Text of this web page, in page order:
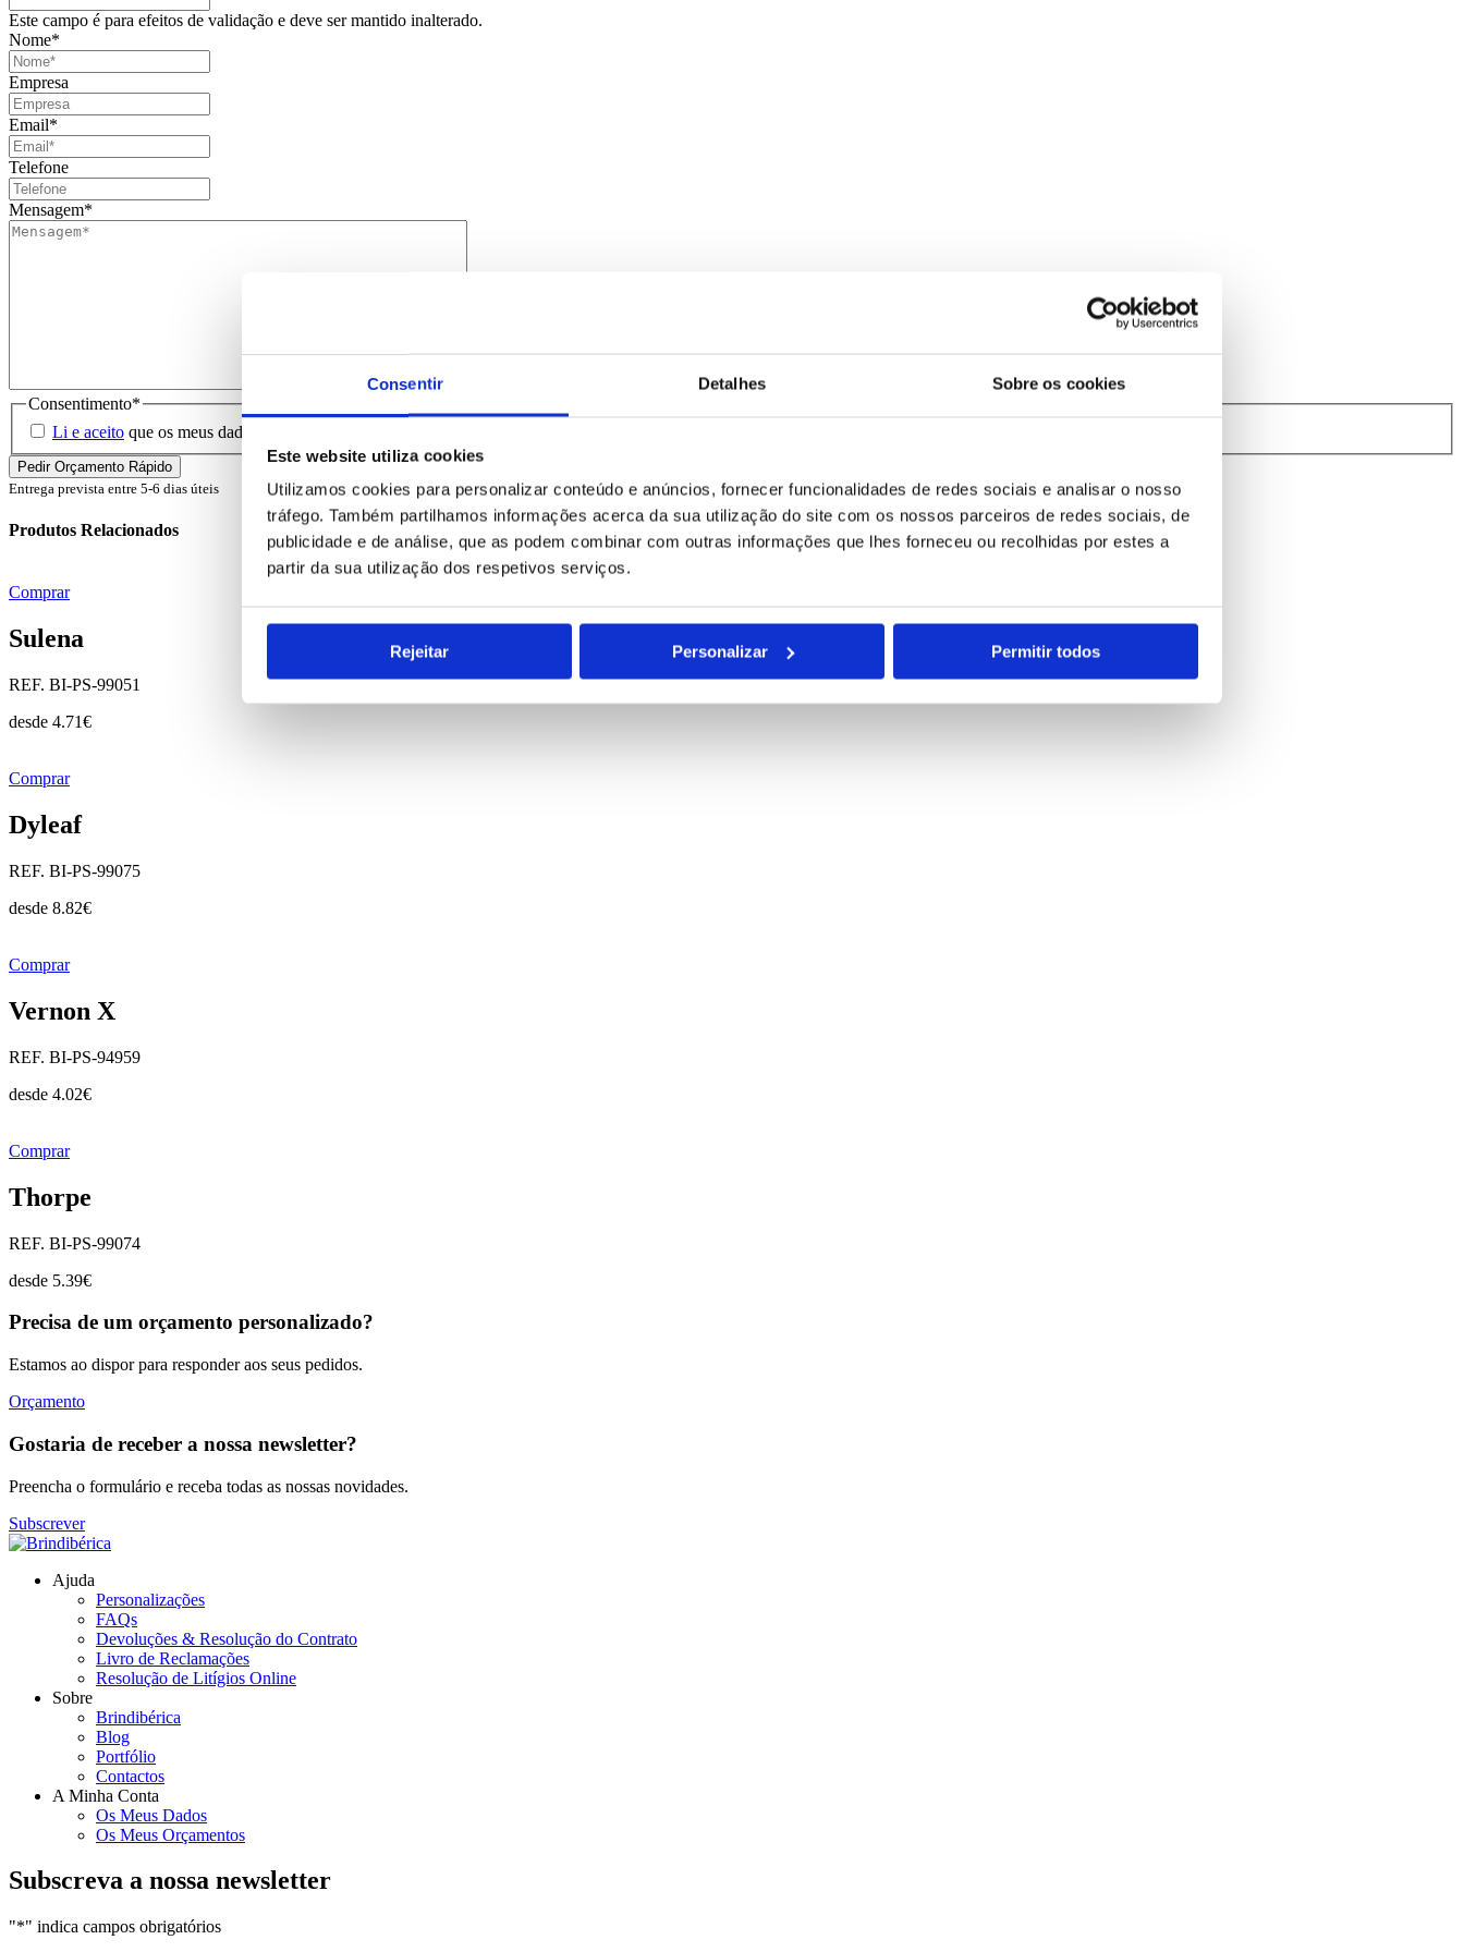
Consentir Detalhes Sobre os cookies
Este website utiliza cookies
Utilizamos cookies para personalizar conteúdo e anúncios, fornecer funcionalidades de redes sociais e analisar o nosso
tráfego. Também partilhamos informações acerca da sua utilização do site com os nossos parceiros de redes sociais, de
publicidade e de análise, que as podem combinar com outras informações que lhes forneceu ou recolhidas por estes a
partir da sua utilização dos respetivos serviços.
Rejeitar Personalizar Permitir todos
Este campo é para efeitos de validação e deve ser mantido inalterado.
Nome*
Empresa
Email*
Telefone
Mensagem*
Consentimento*
Li e aceito que os meus dados sejam guardados em base de dados para tratamento deste contacto, única e exclusivamente por parte da Brindibérica.
Entrega prevista entre 5-6 dias úteis
Produtos Relacionados
Comprar
Sulena
REF. BI-PS-99051
desde 4.71€
Comprar
Dyleaf
REF. BI-PS-99075
desde 8.82€
Comprar
Vernon X
REF. BI-PS-94959
desde 4.02€
Comprar
Thorpe
REF. BI-PS-99074
desde 5.39€
Precisa de um orçamento personalizado?
Estamos ao dispor para responder aos seus pedidos.
Orçamento
Gostaria de receber a nossa newsletter?
Preencha o formulário e receba todas as nossas novidades.
Subscrever
Ajuda
Personalizações
FAQs
Devoluções & Resolução do Contrato
Livro de Reclamações
Resolução de Litígios Online
Sobre
Brindibérica
Blog
Portfólio
Contactos
A Minha Conta
Os Meus Dados
Os Meus Orçamentos
Subscreva a nossa newsletter
"*" indica campos obrigatórios